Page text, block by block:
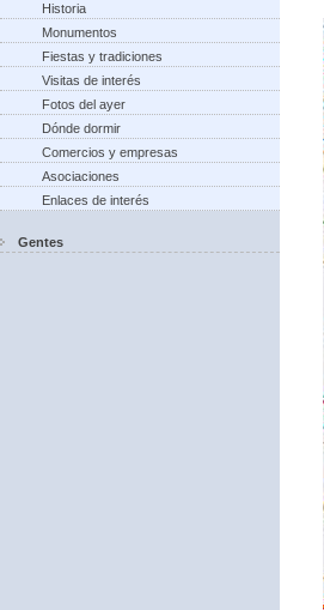
Historia
Monumentos
Fiestas y tradiciones
Visitas de interés
Fotos del ayer
Dónde dormir
Comercios y empresas
Asociaciones
Enlaces de interés
Gentes